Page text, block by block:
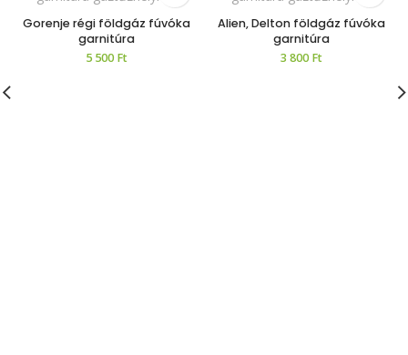
Gorenje régi földgáz fúvóka
garnitúra
5 500Ft
Alien, Delton földgáz fúvóka
garnitúra
3 800Ft